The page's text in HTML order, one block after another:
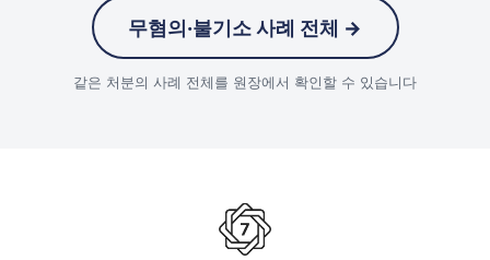
무혐의·불기소 사례 전체 →
같은 처분의 사례 전체를 원장에서 확인할 수 있습니다